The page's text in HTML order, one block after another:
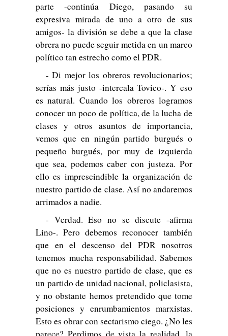
parte -continúa Diego, pasando su
expresiva mirada de uno a otro de sus
amigos- la división se debe a que la clase
obrera no puede seguir metida en un marco
político tan estrecho como el PDR.
- Di mejor los obreros revolucionarios;
serías más justo -intercala Tovico-. Y eso
es natural. Cuando los obreros logramos
conocer un poco de política, de la lucha de
clases y otros asuntos de importancia,
vemos que en ningún partido burgués o
pequeño burgués, por muy de izquierda
que sea, podemos caber con justeza. Por
ello es imprescindible la organización de
nuestro partido de clase. Así no andaremos
arrimados a nadie.
- Verdad. Eso no se discute -afirma
Lino-. Pero debemos reconocer también
que en el descenso del PDR nosotros
tenemos mucha responsabilidad. Sabemos
que no es nuestro partido de clase, que es
un partido de unidad nacional, policlasista,
y no obstante hemos pretendido que tome
posiciones y enrumbamientos marxistas.
Esto es obrar con sectarismo ciego. ¿No les